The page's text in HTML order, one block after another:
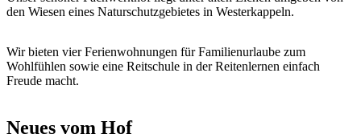
den Wiesen eines Naturschutzgebietes in Westerkappeln.
Wir bieten vier Ferienwohnungen für Familienurlaube zum
Wohlfühlen sowie eine Reitschule in der Reitenlernen einfach
Freude macht.
Neues vom Hof